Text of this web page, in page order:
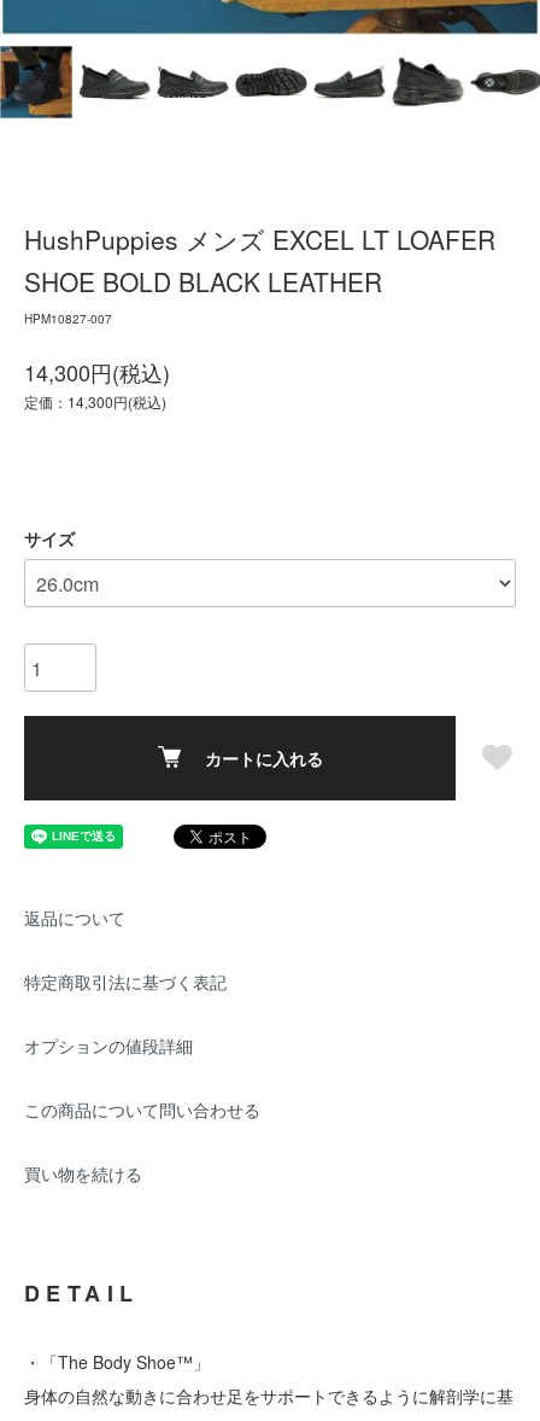
HushPuppies メンズ EXCEL LT LOAFER
SHOE BOLD BLACK LEATHER
HPM10827-007
14,300円(税込)
定価：14,300円(税込)
サイズ
カートに入れる
返品について
特定商取引法に基づく表記
オプションの値段詳細
この商品について問い合わせる
買い物を続ける
DETAIL
・「The Body Shoe™」
身体の自然な動きに合わせ足をサポートできるように解剖学に基